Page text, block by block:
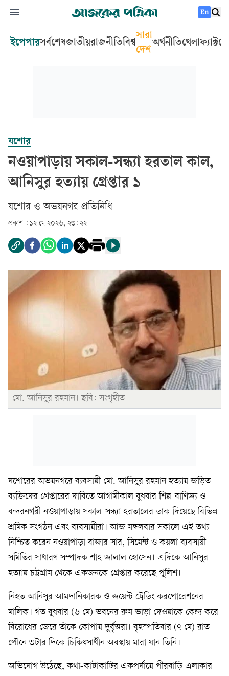
En
ইপেপারসর্বশেষজাতীয়রাজনীতিবিশ্ব
সারা
দেশ
অর্থনীতিখেলা
যশোর
নওয়াপাড়ায় সকাল-সন্ধ্যা হরতাল কাল,
আনিসুর হত্যায় গ্রেপ্তার ১
যশোর ও অভয়নগর প্রতিনিধি
প্রকাশ : ১২ মে ২০২৬, ২৩: ২২
মো. আনিসুর রহমান। ছবি: সংগৃহীত
যশোরের অভয়নগরে ব্যবসায়ী মো. আনিসুর রহমান হত্যায় জড়িত
ব্যক্তিদের গ্রেপ্তারের দাবিতে আগামীকাল বুধবার শিল্প-বাণিজ্য ও
বন্দরনগরী নওয়াপাড়ায় সকাল-সন্ধ্যা হরতালের ডাক দিয়েছে বিভিন্ন
শ্রমিক সংগঠন এবং ব্যবসায়ীরা। আজ মঙ্গলবার সকালে এই তথ্য
নিশ্চিত করেন নওয়াপাড়া বাজার সার, সিমেন্ট ও কয়লা ব্যবসায়ী
সমিতির সাধারণ সম্পাদক শাহ জালাল হোসেন। এদিকে আনিসুর
হত্যায় চট্টগ্রাম থেকে একজনকে গ্রেপ্তার করেছে পুলিশ।
নিহত আনিসুর আমদানিকারক ও জয়েন্ট ট্রেডিং করপোরেশনের
মালিক। গত বুধবার (৬ মে) ভবনের রুম ভাড়া দেওয়াকে কেন্দ্র করে
বিরোধের জেরে তাঁকে কোপায় দুর্বৃত্তরা। বৃহস্পতিবার (৭ মে) রাত
পৌনে ৩টার দিকে চিকিৎসাধীন অবস্থায় মারা যান তিনি।
অভিযোগ উঠেছে, কথা-কাটাকাটির একপর্যায়ে পীরবাড়ি এলাকার